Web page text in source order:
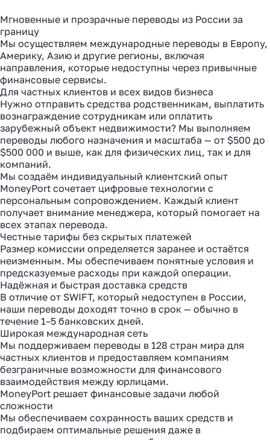
Мгновенные и прозрачные переводы из России за
границу
Мы осуществляем международные переводы в Европу,
Америку, Азию и другие регионы, включая
направления, которые недоступны через привычные
финансовые сервисы.
Для частных клиентов и всех видов бизнеса
Нужно отправить средства родственникам, выплатить
вознаграждение сотрудникам или оплатить
зарубежный объект недвижимости? Мы выполняем
переводы любого назначения и масштаба — от $500 до
$500 000 и выше, как для физических лиц, так и для
компаний.
Мы создаём индивидуальный клиентский опыт
MoneyPort сочетает цифровые технологии с
персональным сопровождением. Каждый клиент
получает внимание менеджера, который помогает на
всех этапах перевода.
Честные тарифы без скрытых платежей
Размер комиссии определяется заранее и остаётся
неизменным. Мы обеспечиваем понятные условия и
предсказуемые расходы при каждой операции.
Надёжная и быстрая доставка средств
В отличие от SWIFT, который недоступен в России,
наши переводы доходят точно в срок — обычно в
течение 1–5 банковских дней.
Широкая международная сеть
Мы поддерживаем переводы в 128 стран мира для
частных клиентов и предоставляем компаниям
безграничные возможности для финансового
взаимодействия между юрлицами.
MoneyPort решает финансовые задачи любой
сложности
Мы обеспечиваем сохранность ваших средств и
подбираем оптимальные решения даже в